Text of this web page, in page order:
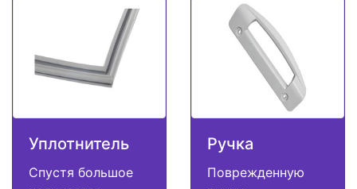
Уплотнитель
Спустя большое
Ручка
Поврежденную